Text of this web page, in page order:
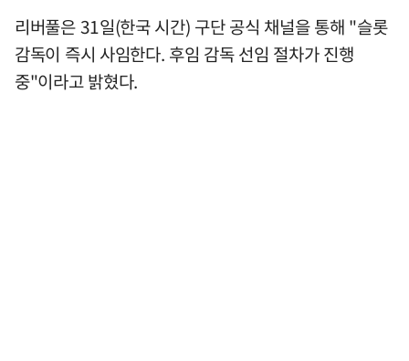
리버풀은 31일(한국 시간) 구단 공식 채널을 통해 "슬롯
감독이 즉시 사임한다. 후임 감독 선임 절차가 진행
중"이라고 밝혔다.